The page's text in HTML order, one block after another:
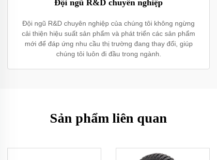
Đội ngũ R&D chuyên nghiệp
Đội ngũ R&D chuyên nghiệp của chúng tôi không ngừng
cải thiện hiệu suất sản phẩm và phát triển các sản phẩm
mới để đáp ứng nhu cầu thị trường đang thay đổi, giúp
chúng tôi luôn đi đầu trong ngành.
Sản phẩm liên quan